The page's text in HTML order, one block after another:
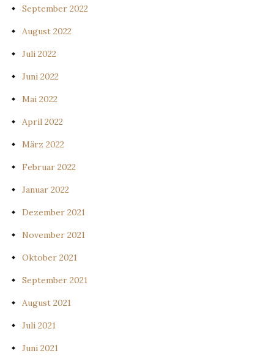
September 2022
August 2022
Juli 2022
Juni 2022
Mai 2022
April 2022
März 2022
Februar 2022
Januar 2022
Dezember 2021
November 2021
Oktober 2021
September 2021
August 2021
Juli 2021
Juni 2021